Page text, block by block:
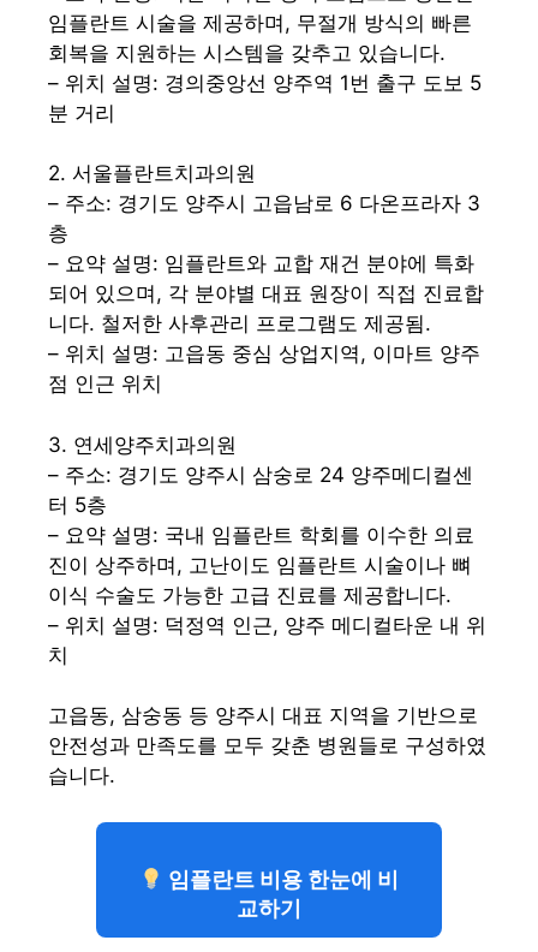
임플란트 시술을 제공하며, 무절개 방식의 빠른
회복을 지원하는 시스템을 갖추고 있습니다.
– 위치 설명: 경의중앙선 양주역 1번 출구 도보 5
분 거리
2. 서울플란트치과의원
– 주소: 경기도 양주시 고읍남로 6 다온프라자 3
층
– 요약 설명: 임플란트와 교합 재건 분야에 특화
되어 있으며, 각 분야별 대표 원장이 직접 진료합
니다. 철저한 사후관리 프로그램도 제공됨.
– 위치 설명: 고읍동 중심 상업지역, 이마트 양주
점 인근 위치
3. 연세양주치과의원
– 주소: 경기도 양주시 삼숭로 24 양주메디컬센
터 5층
– 요약 설명: 국내 임플란트 학회를 이수한 의료
진이 상주하며, 고난이도 임플란트 시술이나 뼈
이식 수술도 가능한 고급 진료를 제공합니다.
– 위치 설명: 덕정역 인근, 양주 메디컬타운 내 위
치
고읍동, 삼숭동 등 양주시 대표 지역을 기반으로
안전성과 만족도를 모두 갖춘 병원들로 구성하였
습니다.
임플란트 비용 한눈에 비
교하기